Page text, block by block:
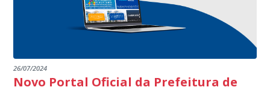
26/07/2024
Novo Portal Oficial da Prefeitura de